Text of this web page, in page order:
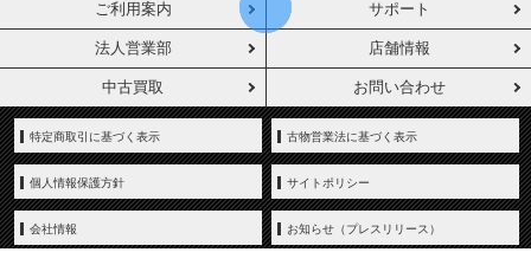
ご利用案内 サポート
法人営業部 店舗情報
中古買取 お問い合わせ
特定商取引に基づく表示 古物営業法に基づく表示
個人情報保護方針 サイトポリシー
会社情報 お知らせ（プレスリリース）